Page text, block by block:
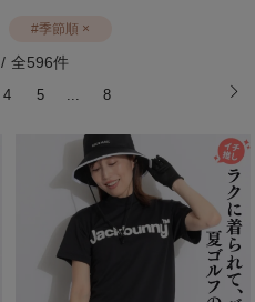
#季節順 ×
/ 全596件
4 5 ... 8